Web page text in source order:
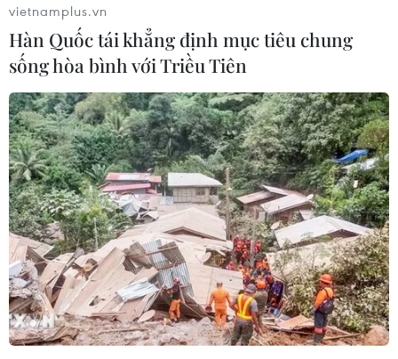
BMW hợp tác với CATL, EVE xây dựng
siêu nhà máy sản xuất pin
10/09/2022 12:30
vietnamplus.vn
Hàn Quốc tái khẳng định mục tiêu chung
sống hòa bình với Triều Tiên